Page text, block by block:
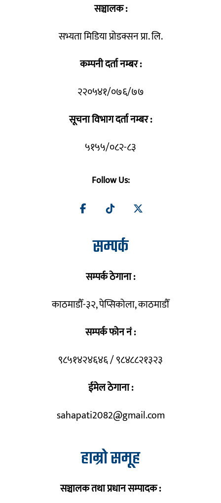
सञ्चालक :
सभ्यता मिडिया प्रोडक्सन प्रा. लि.
कम्पनी दर्ता नम्बर :
२२०५४१/०७६/७७
सूचना विभाग दर्ता नम्बर :
५१५५/०८२-८३
Follow Us:
सम्पर्क
सम्पर्क ठेगाना :
काठमाडौँ-३२, पेप्सिकोला, काठमाडौँ
सम्पर्क फोन नं :
९८५१४२४६४६ / ९८४८८२१३२३
ईमेल ठेगाना :
sahapati2082@gmail.com
हाम्रो समूह
सञ्चालक तथा प्रधान सम्पादक :